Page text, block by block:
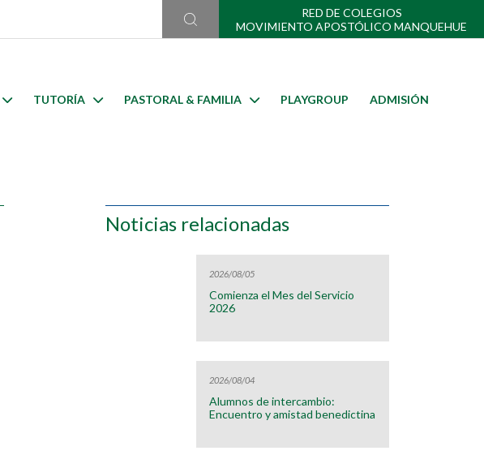
RED DE COLEGIOS
MOVIMIENTO APOSTÓLICO MANQUEHUE
TUTORÍA PASTORAL & FAMILIA PLAYGROUP ADMISIÓN
Noticias relacionadas
2026/08/05
Comienza el Mes del Servicio
2026
2026/08/04
Alumnos de intercambio:
Encuentro y amistad benedictina